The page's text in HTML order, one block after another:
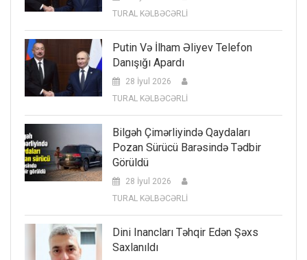
TURAL KƏLBƏCƏRLİ
Putin Və İlham Əliyev Telefon
Danışığı Apardı
28 İyul 2026
TURAL KƏLBƏCƏRLİ
Bilgəh Çimərliyində Qaydaları
Pozan Sürücü Barəsində Tədbir
Görüldü
28 İyul 2026
TURAL KƏLBƏCƏRLİ
Dini Inancları Təhqir Edən Şəxs
Saxlanıldı